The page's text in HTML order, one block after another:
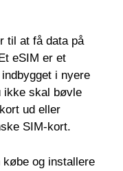
til at få data på
eSIM er et
i nyere
ikke skal bøvle
ud eller
SIM-kort.
købe og installere